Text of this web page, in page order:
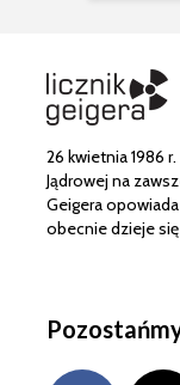
26 kwietnia 1986
Jądrowej na
Geigera
obecnie dzieje